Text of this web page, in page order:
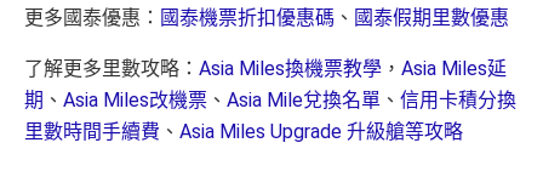
更多國泰優惠： 國泰機票折扣優惠碼 、 國泰假期里數優惠
了解更多里數攻略： Asia Miles換機票教學 ， Asia Miles延
期 、 Asia Miles改機票 、 Asia Mile兌換名單 、 信用卡積分換
里數時間手續費 、 Asia Miles Upgrade 升級艙等攻略